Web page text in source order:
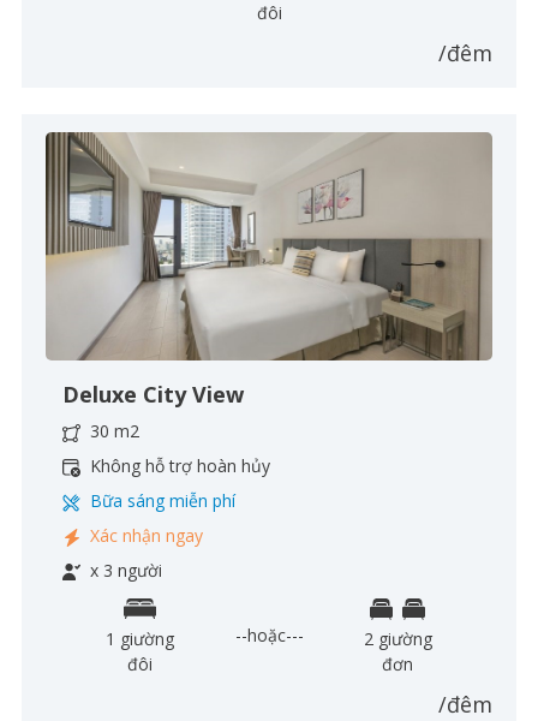
đôi
/đêm
Deluxe City View
30 m2
Không hỗ trợ hoàn hủy
Bữa sáng miễn phí
Xác nhận ngay
x 3 người
1 giường
đôi
--hoặc---
2 giường
đơn
/đêm